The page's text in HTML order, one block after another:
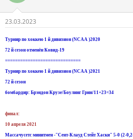
23.03.2023
Турнир по хоккею 1 й дивизион (NCAA )2020
72 й сезон отменён Ковид-19
==============================
Турнир по хоккею 1 й дивизион (NCAA )2021
72 й сезон
бомбардир: Брэндон Крузе/Боулинг Грин/11+23=34
финал:
10 апреля 2021
Массачусетс минитмен -"Сент-Клауд Стейт Хаски" 5-0 (2-